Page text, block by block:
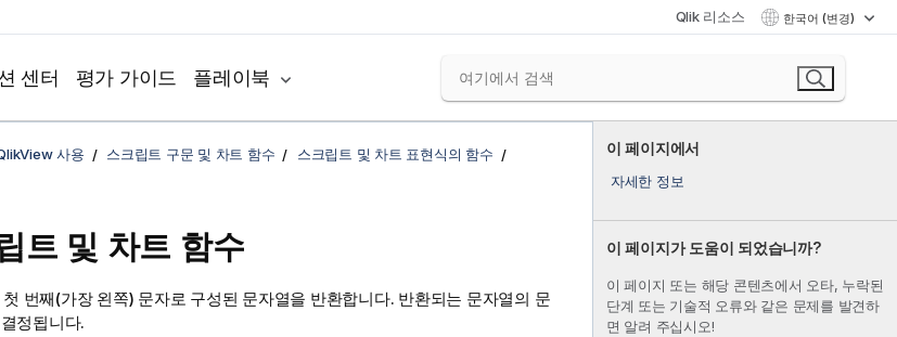
Qlik 리소스 한국어 (변경)
센터 평가 가이드 플레이북
이 페이지에서
자세한 정보
이 페이지가 도움이 되었습니까?
이 페이지 또는 해당 콘텐츠에서 오타, 누락된
단계 또는 기술적 오류와 같은 문제를 발견하
면 알려 주십시오!
사용 스크립트 구문 및 차트 함수
스크립트 및 차트 표현식의 함수
트 및 차트 함수
번째(가장 왼쪽) 문자로 구성된 문자열을 반환합니다. 반환되는 문자열의 문
정됩니다.